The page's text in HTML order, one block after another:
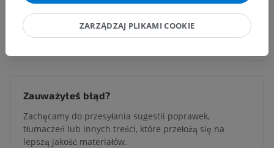
Tłumaczenia
Zauważyłeś błąd?
Zachęcamy do przesyłania sugestii poprawek,
tłumaczeń lub innych treści, które przełożą się na
lepszą jakość materiałów.
ZARZĄDZAJ PLIKAMI COOKIE